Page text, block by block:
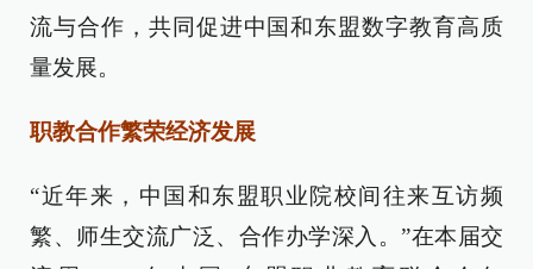
流与合作，共同促进中国和东盟数字教育高质
量发展。
职教合作繁荣经济发展
“近年来，中国和东盟职业院校间往来互访频
繁、师生交流广泛、合作办学深入。”在本届交